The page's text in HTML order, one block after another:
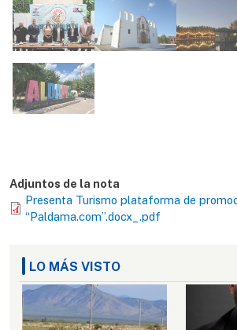
Adjuntos de la nota
Presenta Turismo plataforma de
“Paldama.com”.docx_.pdf
LO MÁS VISTO